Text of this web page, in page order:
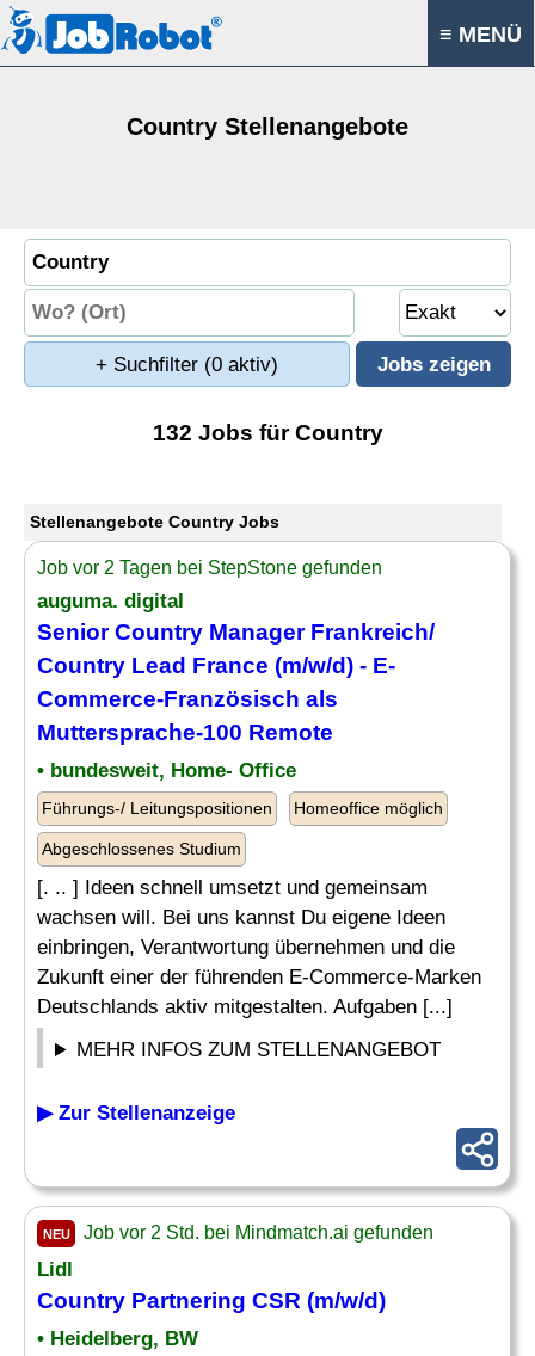
≡ MENÜ
Country Stellenangebote
+ Suchfilter (0 aktiv)
132 Jobs für Country
Stellenangebote Country Jobs
Job vor 2 Tagen bei StepStone gefunden
auguma. digital
SeniorCountry Manager Frankreich/
Country Lead France (m/w/d) - E-
Commerce-Französisch als
Muttersprache-100 Remote
• bundesweit, Home- Office
Führungs-/ Leitungspositionen Homeoffice möglich
Abgeschlossenes Studium
[. .. ] Ideen schnell umsetzt und gemeinsam
wachsen will. Bei uns kannst Du eigene Ideen
einbringen, Verantwortung übernehmen und die
Zukunft einer der führenden E-Commerce-Marken
Deutschlands aktiv mitgestalten. Aufgaben [...]
MEHR INFOS ZUM STELLENANGEBOT
▶ Zur Stellenanzeige
NEU Job vor 2 Std. bei Mindmatch.ai gefunden
Lidl
Country Partnering CSR (m/w/d)
• Heidelberg, BW